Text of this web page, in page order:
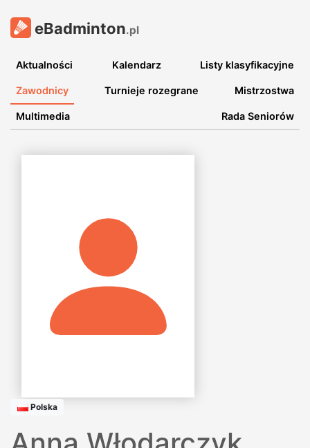
eBadminton.pl
Aktualności Kalendarz Listy klasyfikacyjne
Zawodnicy Turnieje rozegrane Mistrzostwa
Multimedia Rada Seniorów
Polska